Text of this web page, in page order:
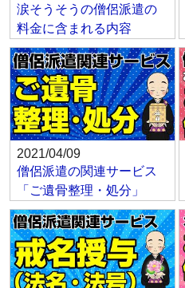
涙そうそうの僧侶派遣の
料金に含まれる内容
2021/04/09
僧侶派遣の関連サービス
「ご遺骨整理・処分」